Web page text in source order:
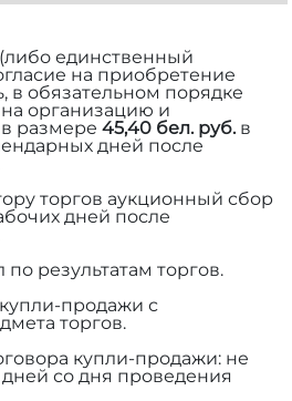
единственный
на приобретение
в обязательном порядке
организацию и
размере 45,40 бел. руб.в
дней после
торгов аукционный сбор
дней после
результатам торгов.
продажи с
торгов.
купли-продажи: не
со дня проведения